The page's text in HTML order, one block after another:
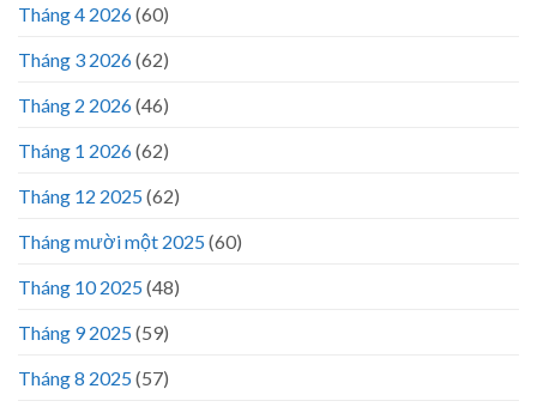
Tháng 4 2026(60)
Tháng 3 2026(62)
Tháng 2 2026(46)
Tháng 1 2026(62)
Tháng 12 2025(62)
Tháng mười một 2025(60)
Tháng 10 2025(48)
Tháng 9 2025(59)
Tháng 8 2025(57)